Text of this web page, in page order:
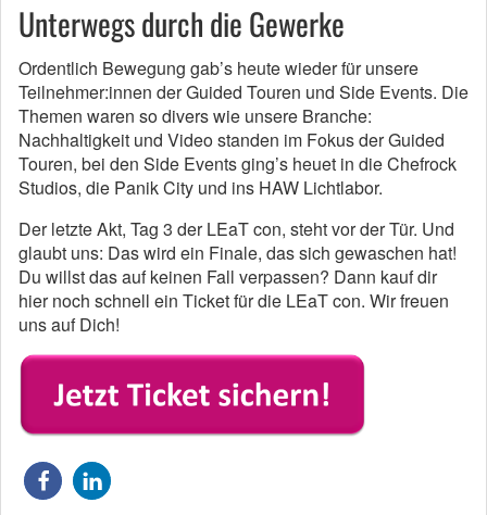
Unterwegs durch die Gewerke
Ordentlich Bewegung gab’s heute wieder für unsere
Teilnehmer:innen der Guided Touren und Side Events. Die
Themen waren so divers wie unsere Branche:
Nachhaltigkeit und Video standen im Fokus der Guided
Touren, bei den Side Events ging’s heuet in die Chefrock
Studios, die Panik City und ins HAW Lichtlabor.
Der letzte Akt, Tag 3 der LEaT con, steht vor der Tür. Und
glaubt uns: Das wird ein Finale, das sich gewaschen hat!
Du willst das auf keinen Fall verpassen? Dann kauf dir
hier noch schnell ein Ticket für die LEaT con. Wir freuen
uns auf Dich!